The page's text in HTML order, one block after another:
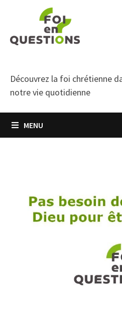
contenu
Découvrez la foi chrétienne
notre vie quotidienne
MENU